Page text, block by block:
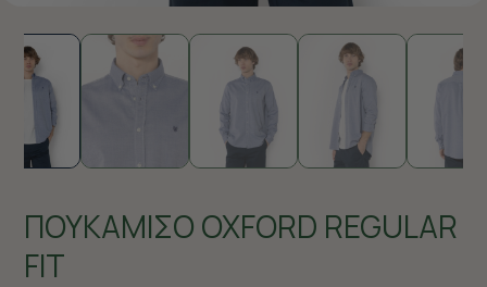
ΠΟΥΚΑΜΙΣΟ OXFORD REGULAR
FIT